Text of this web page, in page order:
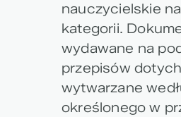
nauczycielskie
kategorii.
wydawane na
przepisów
wytwarzane
określonego w